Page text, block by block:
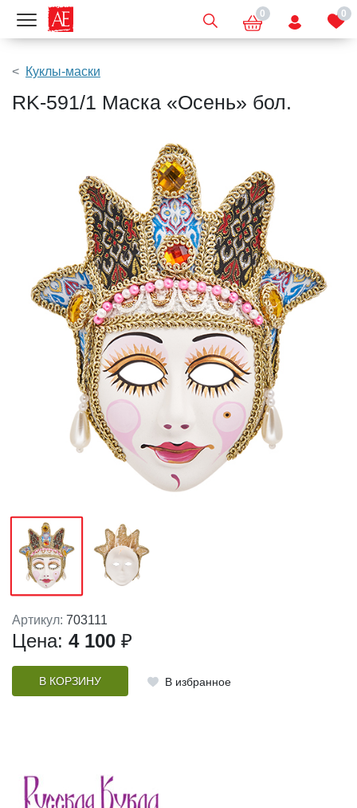
Показать меню 0 0
Куклы-маски
RK-591/1 Маска «Осень» бол.
Артикул: 703111
Цена: 4 100 ₽
В КОРЗИНУ В избранное